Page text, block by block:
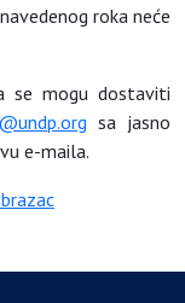
roka neće
se mogu dostaviti
sa jasno
e-maila.